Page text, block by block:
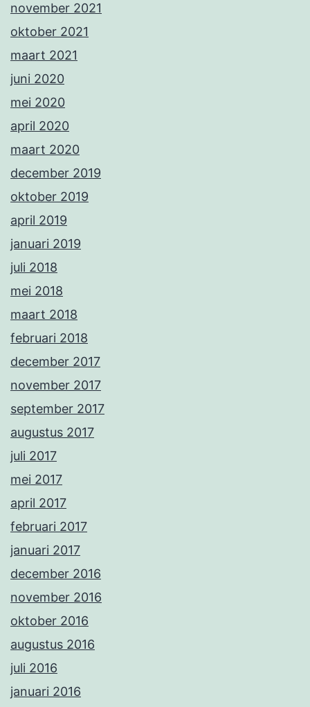
november 2021
oktober 2021
maart 2021
juni 2020
mei 2020
april 2020
maart 2020
december 2019
oktober 2019
april 2019
januari 2019
juli 2018
mei 2018
maart 2018
februari 2018
december 2017
november 2017
september 2017
augustus 2017
juli 2017
mei 2017
april 2017
februari 2017
januari 2017
december 2016
november 2016
oktober 2016
augustus 2016
juli 2016
januari 2016